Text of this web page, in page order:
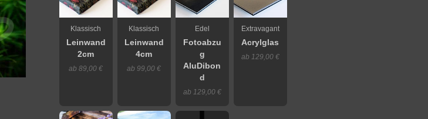
Klassisch
Leinwand
2cm
ab 89,00 €
Klassisch
Leinwand
4cm
ab 99,00 €
Edel
Fotoabzu
g
AluDibon
d
ab 129,00 €
Extravagant
Acrylglas
ab 129,00 €